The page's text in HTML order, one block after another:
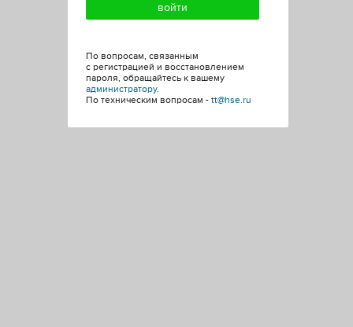
По вопросам, связанным
с регистрацией и восстановлением
пароля, обращайтесь к вашему
администратору.
По техническим вопросам - tt@hse.ru